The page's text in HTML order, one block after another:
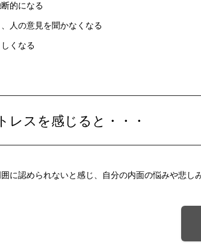
的になる
人の意見を聞かなくなる
くなる
スを感じると・・・
に認められないと感じ、自分の内面の悩みや悲し